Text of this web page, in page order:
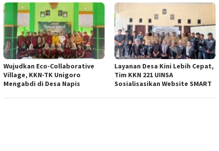
Wujudkan Eco-Collaborative
Village, KKN-TK Unigoro
Mengabdi di Desa Napis
Layanan Desa Kini Lebih Cepat,
Tim KKN 221 UINSA
Sosialisasikan Website SMART